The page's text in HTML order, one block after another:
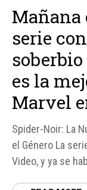
Mañana
serie
es la
Marvel
Spider-Noir: La
el Género La
Video, y ya se